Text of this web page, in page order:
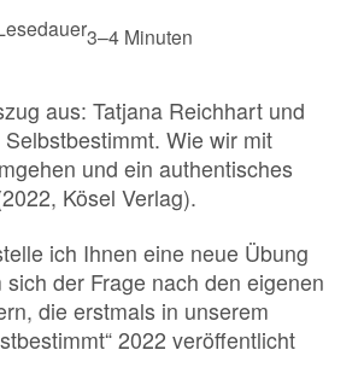
3–4 Minuten
aus: Tatjana Reichhart und
Wie wir mit
und ein authentisches
Kösel Verlag).
ich Ihnen eine neue Übung
der Frage nach den eigenen
die erstmals in unserem
2022 veröffentlicht